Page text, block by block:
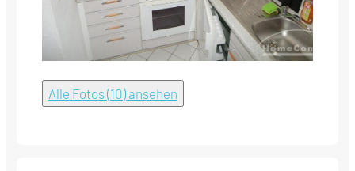
Alle Fotos (10) ansehen